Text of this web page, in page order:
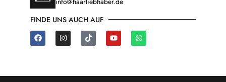
FINDE UNS AUCH AUF